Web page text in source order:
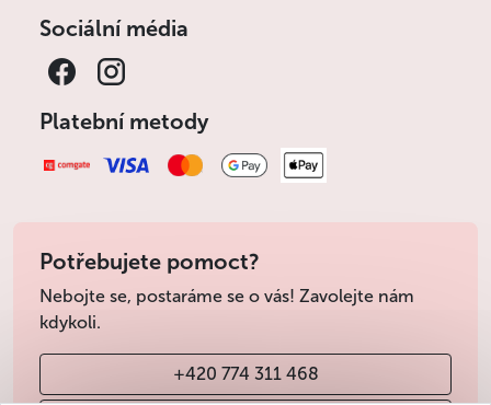
Sociální média
Platební metody
Potřebujete pomoct?
Nebojte se, postaráme se o vás! Zavolejte nám
kdykoli.
+420 774 311 468